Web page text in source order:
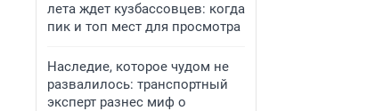
лета ждет кузбассовцев: когда
пик и топ мест для просмотра
Наследие, которое чудом не
развалилось: транспортный
эксперт разнес миф о